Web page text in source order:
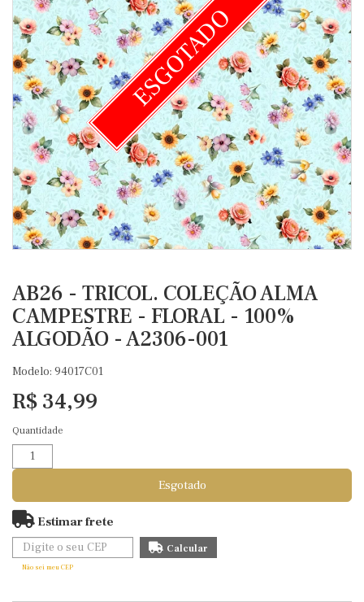
ESGOTADO
AB26 - TRICOL. COLEÇÃO ALMA
CAMPESTRE - FLORAL - 100%
ALGODÃO - A2306-001
Modelo: 94017C01
R$ 34,99
Quantidade
Esgotado
Estimar frete
Não sei meu CEP